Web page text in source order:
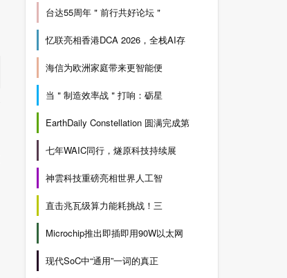
台达55周年＂前行共好论坛＂
忆联亮相香港DCA 2026，全栈AI存
海信为欧洲家庭带来更智能便
当＂制造效率战＂打响：砺星
EarthDaily Constellation 圆满完成第
七年WAIC同行，燧原科技持续展
神雲科技重磅亮相世界人工智
直击兆瓦级算力能耗挑战！三
Microchip推出即插即用90W以太网
现代SoC中“通用”一词的真正